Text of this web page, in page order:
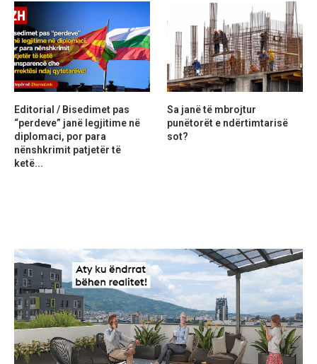
Editorial / Bisedimet pas
“perdeve” janë legjitime në
diplomaci, por para
nënshkrimit patjetër të
ketë...
Sa janë të mbrojtur
punëtorët e ndërtimtarisë
sot?